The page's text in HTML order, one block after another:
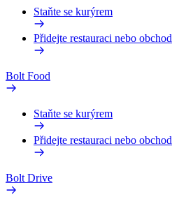
Staňte se kurýrem
Přidejte restauraci nebo obchod
Bolt Food
Staňte se kurýrem
Přidejte restauraci nebo obchod
Bolt Drive